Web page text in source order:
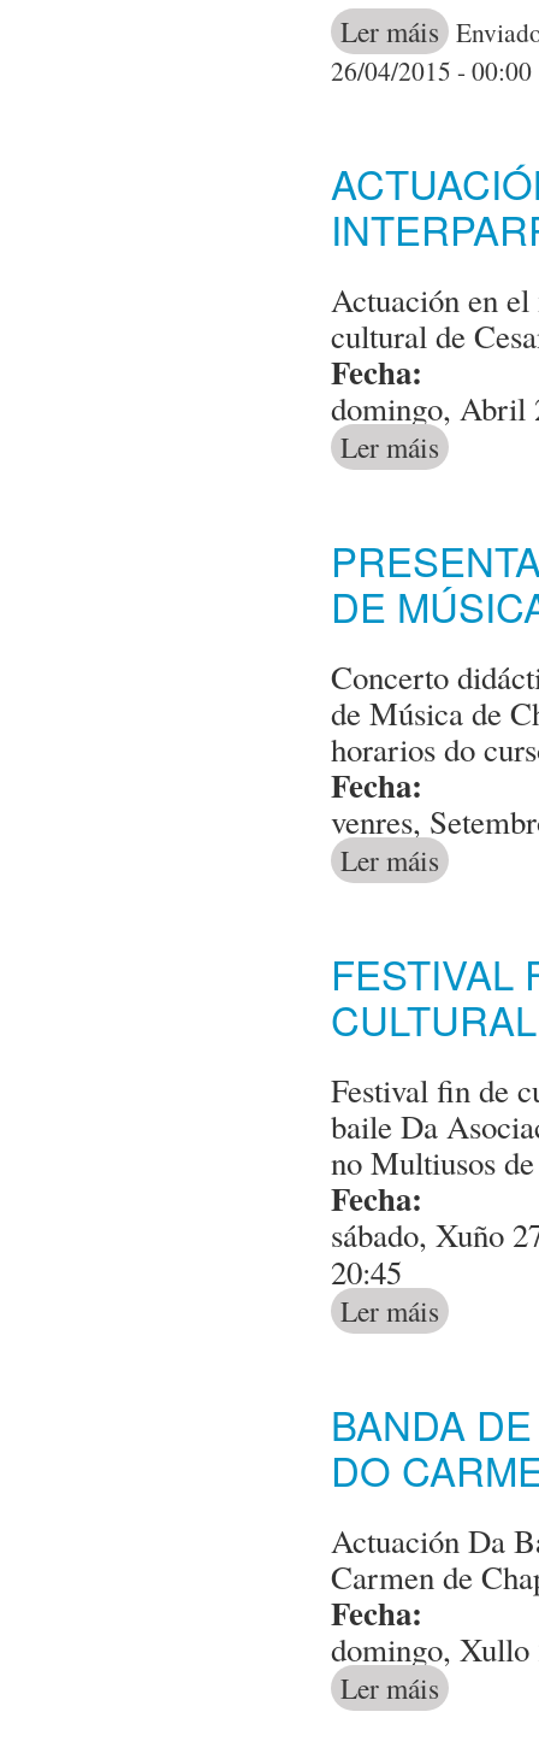
Ler máis acerca de
26/04/2015 - 00:00
Actuación en
cultural de
Fecha:
domingo, Abril
Ler máis acerca de
DE
Concerto
de Música de
horarios do
Fecha:
venres,
Ler máis acerca de
FESTIVAL
Festival fin de
baile Da
no Multiusos
Fecha:
sábado, Xuño
20:45
Ler máis acerca de
BANDA
DO
Actuación Da
Carmen de
Fecha:
domingo, Xullo
Ler máis acerca de